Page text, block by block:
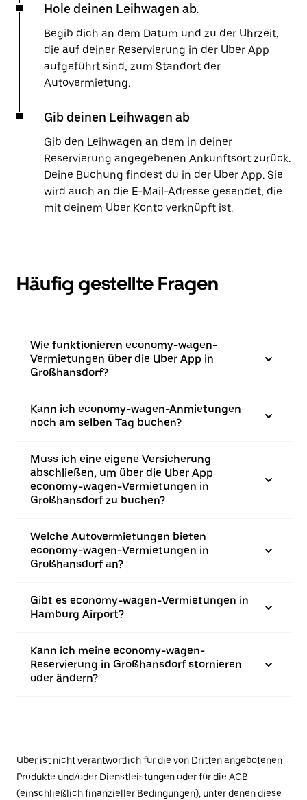
Hole deinen Leihwagen ab.
Begib dich an dem Datum und zu der Uhrzeit,
die auf deiner Reservierung in der Uber App
aufgeführt sind, zum Standort der
Autovermietung.
Gib deinen Leihwagen ab
Gib den Leihwagen an dem in deiner
Reservierung angegebenen Ankunftsort zurück.
Deine Buchung findest du in der Uber App. Sie
wird auch an die E-Mail-Adresse gesendet, die
mit deinem Uber Konto verknüpft ist.
Häufig gestellte Fragen
Wie funktionieren economy-wagen-
Vermietungen über die Uber App in
Großhansdorf?
Kann ich economy-wagen-Anmietungen
noch am selben Tag buchen?
Muss ich eine eigene Versicherung
abschließen, um über die Uber App
economy-wagen-Vermietungen in
Großhansdorf zu buchen?
Welche Autovermietungen bieten
economy-wagen-Vermietungen in
Großhansdorf an?
Gibt es economy-wagen-Vermietungen in
Hamburg Airport?
Kann ich meine economy-wagen-
Reservierung in Großhansdorf stornieren
oder ändern?
Uber ist nicht verantwortlich für die von Dritten angebotenen
Produkte und/oder Dienstleistungen oder für die AGB
(einschließlich finanzieller Bedingungen), unter denen diese